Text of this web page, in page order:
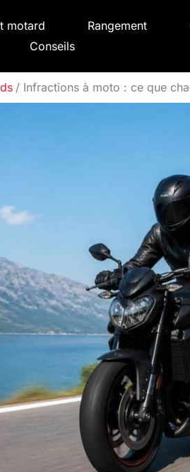
motard Rangement
Conseils
Infractions à moto : ce que